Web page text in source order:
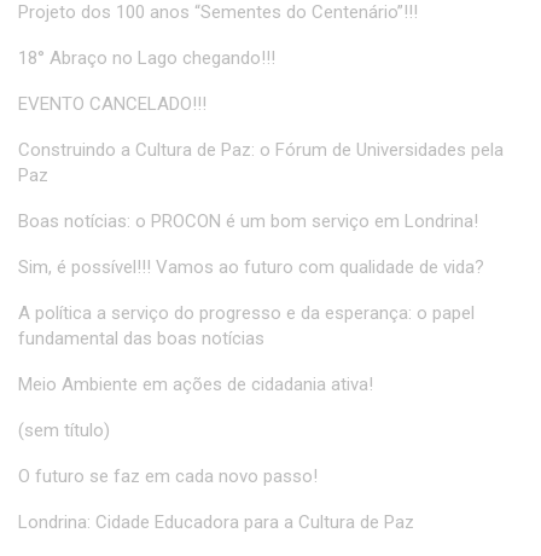
Projeto dos 100 anos “Sementes do Centenário”!!!
18° Abraço no Lago chegando!!!
EVENTO CANCELADO!!!
Construindo a Cultura de Paz: o Fórum de Universidades pela
Paz
Boas notícias: o PROCON é um bom serviço em Londrina!
Sim, é possível!!! Vamos ao futuro com qualidade de vida?
A política a serviço do progresso e da esperança: o papel
fundamental das boas notícias
Meio Ambiente em ações de cidadania ativa!
(sem título)
O futuro se faz em cada novo passo!
Londrina: Cidade Educadora para a Cultura de Paz